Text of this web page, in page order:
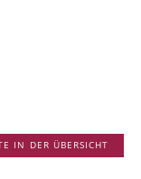
IN DER ÜBERSICHT